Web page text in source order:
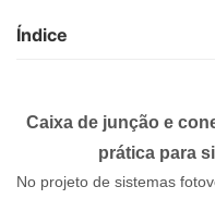
Índice
Caixa de junção e
prática para
No projeto de sistemas